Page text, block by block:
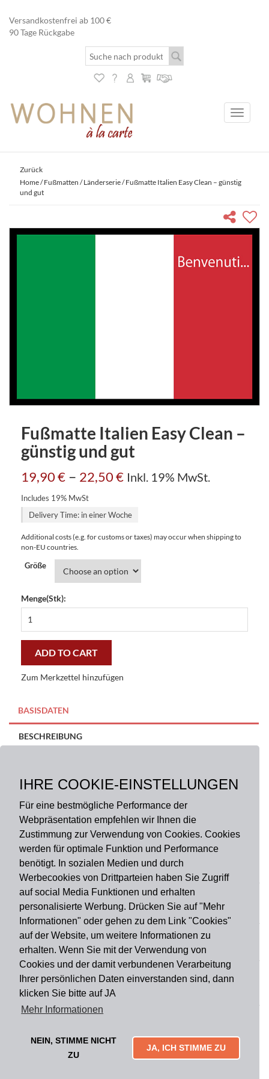
IHRE COOKIE-EINSTELLUNGEN
Für eine bestmögliche Performance der
Webpräsentation empfehlen wir Ihnen die
Zustimmung zur Verwendung von Cookies. Cookies
werden für optimale Funktion und Performance
benötigt. In sozialen Medien und durch
Werbecookies von Drittparteien haben Sie Zugriff
auf social Media Funktionen und erhalten
personalisierte Werbung. Drücken Sie auf "Mehr
Informationen" oder gehen zu dem Link "Cookies"
auf der Website, um weitere Informationen zu
erhalten. Wenn Sie mit der Verwendung von
Cookies und der damit verbundenen Verarbeitung
Ihrer persönlichen Daten einverstanden sind, dann
klicken Sie bitte auf JA
Mehr Informationen
NEIN, STIMME NICHT
ZU
JA, ICH STIMME ZU
Versandkostenfrei ab 100 €
90 Tage Rückgabe
Toggle
Zurück
Home/Fußmatten /Länderserie/ Fußmatte Italien Easy Clean – günstig
und gut
Fußmatte Italien Easy Clean –
günstig und gut
19,90€ – 22,50€ Inkl. 19% MwSt.
Includes 19% MwSt
Delivery Time: in einer Woche
Additional costs (e.g. for customs or taxes) may occur when shipping to
non-EU countries.
Größe
Menge(Stk):
Italien
Clean
günstig
quantity
ADD TO CART
Zum Merkzettel hinzufügen
BASISDATEN
BESCHREIBUNG
Material:100% Polyester
40 x 60 cm, 50 x 70 cm
Zahlungsart
Versandart
Du findest uns auch auf
Informationen
Impressum Widerruf
Mytailor croodles